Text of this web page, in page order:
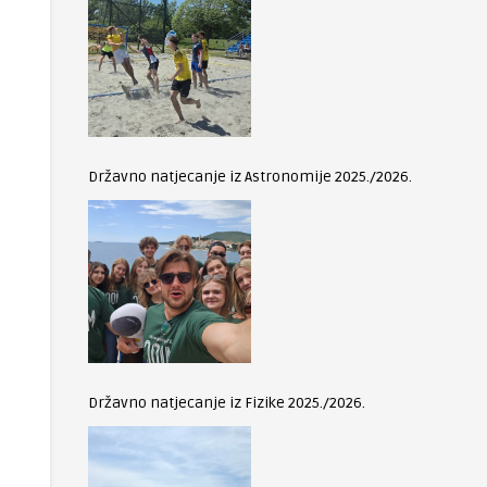
Državno natjecanje iz Astronomije 2025./2026.
Državno natjecanje iz Fizike 2025./2026.